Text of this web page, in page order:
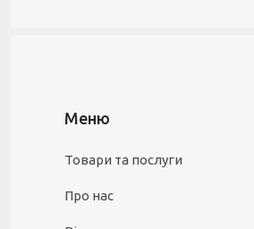
Товари та послуги
Про нас